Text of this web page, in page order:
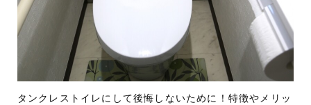
タンクレストイレにして後悔しないために！特徴やメリッ